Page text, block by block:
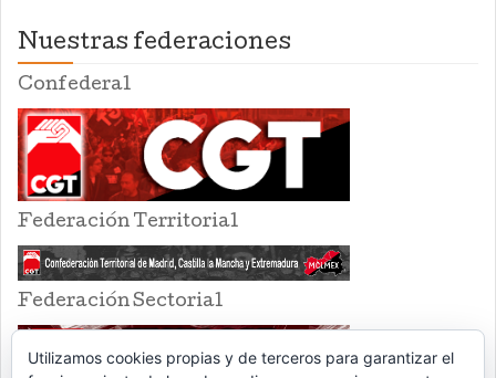
Nuestras federaciones
Confederal
Federación Territorial
Federación Sectorial
Utilizamos cookies propias y de terceros para garantizar el